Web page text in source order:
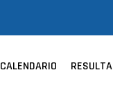
CALENDARIO